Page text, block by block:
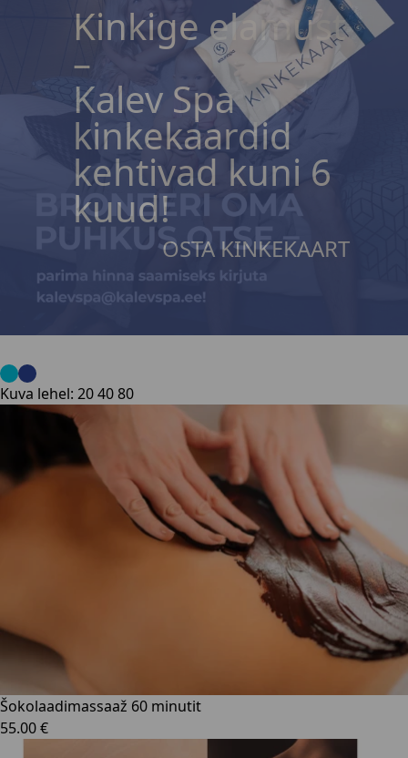
Kinkige elamust
–
Kalev Spa
kinkekaardid
kehtivad kuni 6
kuud!
OSTA KINKEKAART
Kinkige elamust
–
Kalev Spa
kinkekaardid
kehtivad kuni 6
kuud!
OSTA KINKEKAART
Kuva lehel: 204080
Šokolaadimassaaž 60 minutit
55.00 €